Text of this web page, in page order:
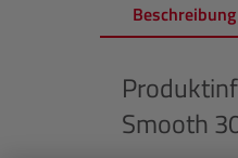
Beschreibung
Smooth